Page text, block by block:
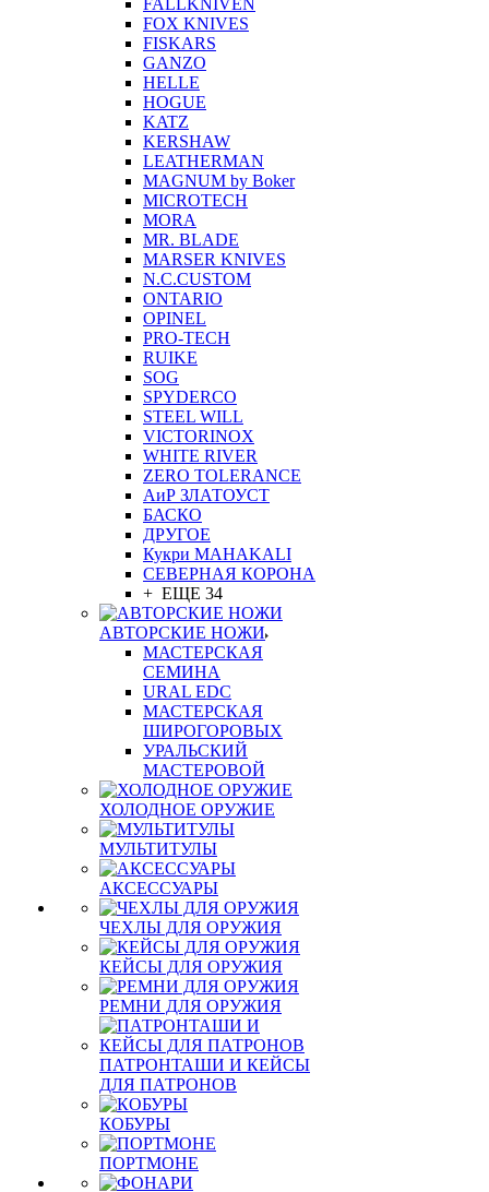
FALLKNIVEN
FOX KNIVES
FISKARS
GANZO
HELLE
HOGUE
KATZ
KERSHAW
LEATHERMAN
MAGNUM by Boker
MICROTECH
MORA
MR. BLADE
MARSER KNIVES
N.C.CUSTOM
ONTARIO
OPINEL
PRO-TECH
RUIKE
SOG
SPYDERCO
STEEL WILL
VICTORINOX
WHITE RIVER
ZERO TOLERANCE
АиР ЗЛАТОУСТ
БАСКО
ДРУГОЕ
Кукри MAHAKALI
СЕВЕРНАЯ КОРОНА
+ ЕЩЕ 34
АВТОРСКИЕ НОЖИ
МАСТЕРСКАЯ
СЕМИНА
URAL EDC
МАСТЕРСКАЯ
ШИРОГОРОВЫХ
УРАЛЬСКИЙ
МАСТЕРОВОЙ
ХОЛОДНОЕ ОРУЖИЕ
МУЛЬТИТУЛЫ
АКСЕССУАРЫ
ЧЕХЛЫ ДЛЯ ОРУЖИЯ
КЕЙСЫ ДЛЯ ОРУЖИЯ
РЕМНИ ДЛЯ ОРУЖИЯ
ПАТРОНТАШИ И КЕЙСЫ
ДЛЯ ПАТРОНОВ
КОБУРЫ
ПОРТМОНЕ